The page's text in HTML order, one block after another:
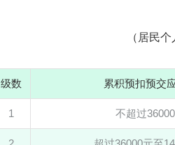
（居民
级数 累积预扣预交
1 不超过